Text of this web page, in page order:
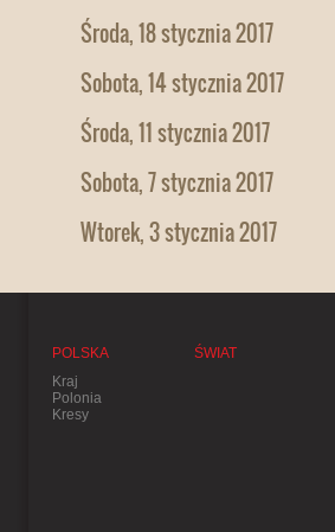
Środa, 18 stycznia 2017
Sobota, 14 stycznia 2017
Środa, 11 stycznia 2017
Sobota, 7 stycznia 2017
Wtorek, 3 stycznia 2017
POLSKA
Kraj
Polonia
Kresy
ŚWIAT